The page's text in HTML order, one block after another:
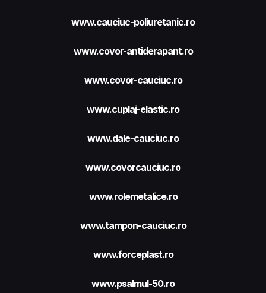
www.cauciuc-poliuretanic.ro
www.covor-antiderapant.ro
www.covor-cauciuc.ro
www.cuplaj-elastic.ro
www.dale-cauciuc.ro
www.covorcauciuc.ro
www.rolemetalice.ro
www.tampon-cauciuc.ro
www.forceplast.ro
www.psalmul-50.ro